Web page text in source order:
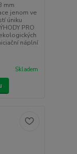
mm
jenom ve
úniku
PRO
náplní
Skladem